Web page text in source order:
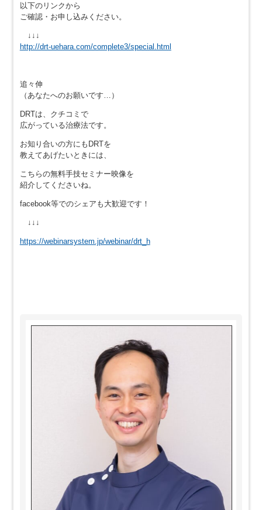
以下のリンクから
ご確認・お申し込みください。
↓↓↓
http://drt-uehara.com/complete3/special.html
追々伸
（あなたへのお願いです…）
DRTは、クチコミで
広がっている治療法です。
お知り合いの方にもDRTを
教えてあげたいときには、
こちらの無料手技セミナー映像を
紹介してくださいね。
facebook等でのシェアも大歓迎です！
↓↓↓
https://webinarsystem.jp/webinar/drt_h